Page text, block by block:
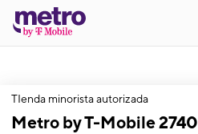
TIenda minorista autorizada
Metro by T-Mobile